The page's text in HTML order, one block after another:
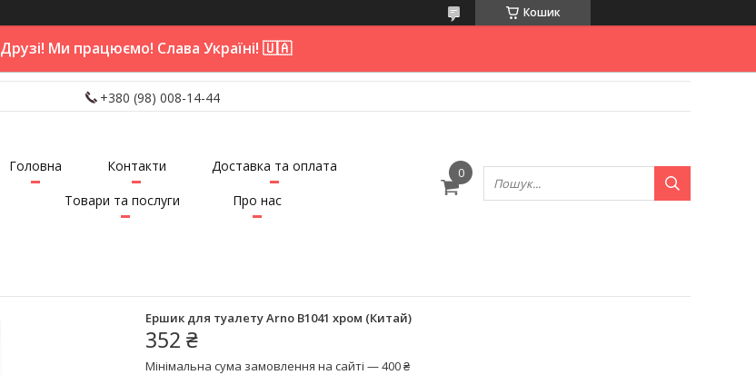
Кошик
Друзі! Ми працюємо! Слава Україні! 🇺🇦
+380 (98) 008-14-44
Головна Контакти
Доставка та оплата
Товари та послуги
Про нас
Ершик для туалету Arno B1041 хром (Китай)
352 ₴
Мінімальна сума замовлення на сайті — 400 ₴